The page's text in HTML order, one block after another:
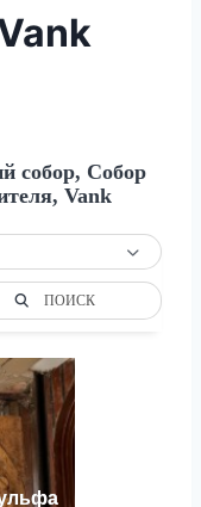
собор, Собор
Vank
ПОИСК